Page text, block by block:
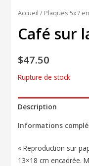
Accueil / Plaques 5x7
Café sur
$47.50
Rupture de stock
Description
Informations
« Reproduction sur
13×18 cm encadrée.